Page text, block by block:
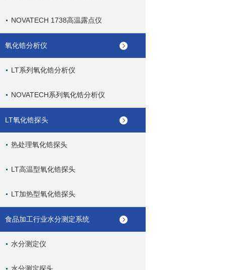
NOVATECH 1738高温露点仪
氧化锆分析仪
LT系列氧化锆分析仪
NOVATECH系列氧化锆分析仪
LT氧化锆探头
热处理氧化锆探头
LT高温型氧化锆探头
LT加热型氧化锆探头
食品加工行业水分测定系统
水分测定仪